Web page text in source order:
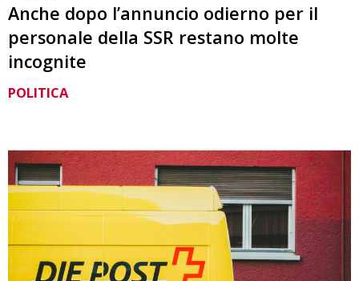
Anche dopo l’annuncio odierno per il
personale della SSR restano molte
incognite
POLITICA